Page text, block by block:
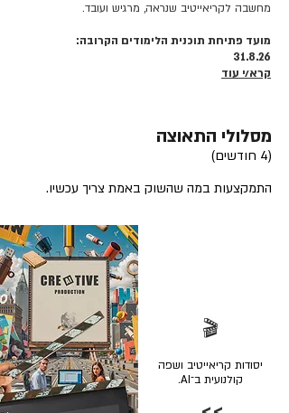
מחשבה לקריאייטיב שנראה, מרגיש ועובד.
מועד פתיחת תוכנית הלימודים הקרובה:
31.8.26
קרא/י עוד
מסלולי התאוצה
(4 חודשים)
התמקצעות במה שהשוק באמת צריך עכשיו.
🎬
יסודות קריאייטיב ושפה
קולנועית ב־AI.